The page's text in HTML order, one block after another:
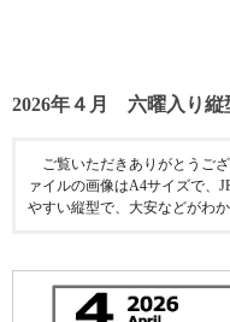
2026年４月 六曜入り
ご覧いただきありがとうご
ァイルの画像はA4サイズで、
やすい縦型で、大安などがわ